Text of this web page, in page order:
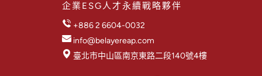
企業ESG人才永續戰略夥伴
+886 2 6604-0032
info@belayereap.com
臺北市中山區南京東路二段140號4樓